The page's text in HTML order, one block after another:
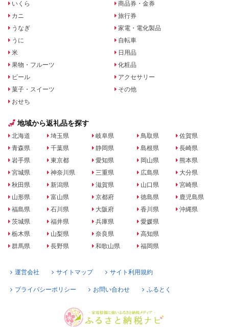
いくら
カニ
うなぎ
うに
米
果物・フルーツ
ビール
菓子・スイーツ
おせち
商品券・金券
旅行券
家電・電化製品
自転車
日用品
化粧品
アクセサリー
その他
地域から返礼品を探す
北海道
青森県
岩手県
宮城県
秋田県
山形県
福島県
茨城県
栃木県
群馬県
埼玉県
千葉県
東京都
神奈川県
新潟県
富山県
石川県
福井県
山梨県
長野県
岐阜県
静岡県
愛知県
三重県
滋賀県
京都府
大阪府
兵庫県
奈良県
和歌山県
鳥取県
島根県
岡山県
広島県
山口県
徳島県
香川県
愛媛県
高知県
福岡県
佐賀県
長崎県
熊本県
大分県
宮崎県
鹿児島県
沖縄県
運営会社 サイトマップ サイト利用規約
プライバシーポリシー お問い合わせ ふるとく